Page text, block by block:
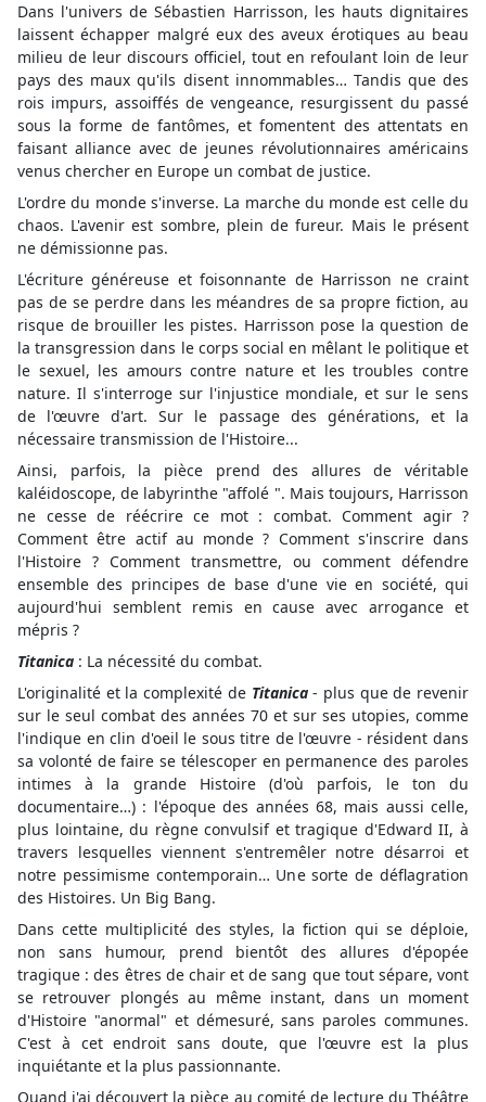
Dans l'univers de Sébastien Harrisson, les hauts dignitaires
laissent échapper malgré eux des aveux érotiques au beau
milieu de leur discours officiel, tout en refoulant loin de leur
pays des maux qu'ils disent innommables… Tandis que des
rois impurs, assoiffés de vengeance, resurgissent du passé
sous la forme de fantômes, et fomentent des attentats en
faisant alliance avec de jeunes révolutionnaires américains
venus chercher en Europe un combat de justice.
L'ordre du monde s'inverse. La marche du monde est celle du
chaos. L'avenir est sombre, plein de fureur. Mais le présent
ne démissionne pas.
L'écriture généreuse et foisonnante de Harrisson ne craint
pas de se perdre dans les méandres de sa propre fiction, au
risque de brouiller les pistes. Harrisson pose la question de
la transgression dans le corps social en mêlant le politique et
le sexuel, les amours contre nature et les troubles contre
nature. Il s'interroge sur l'injustice mondiale, et sur le sens
de l'œuvre d'art. Sur le passage des générations, et la
nécessaire transmission de l'Histoire...
Ainsi, parfois, la pièce prend des allures de véritable
kaléidoscope, de labyrinthe "affolé ". Mais toujours, Harrisson
ne cesse de réécrire ce mot : combat. Comment agir ?
Comment être actif au monde ? Comment s'inscrire dans
l'Histoire ? Comment transmettre, ou comment défendre
ensemble des principes de base d'une vie en société, qui
aujourd'hui semblent remis en cause avec arrogance et
mépris ?
Titanica : La nécessité du combat.
L'originalité et la complexité de Titanica- plus que de revenir
sur le seul combat des années 70 et sur ses utopies, comme
l'indique en clin d'oeil le sous titre de l'œuvre - résident dans
sa volonté de faire se télescoper en permanence des paroles
intimes à la grande Histoire (d'où parfois, le ton du
documentaire…) : l'époque des années 68, mais aussi celle,
plus lointaine, du règne convulsif et tragique d'Edward II, à
travers lesquelles viennent s'entremêler notre désarroi et
notre pessimisme contemporain… Une sorte de déflagration
des Histoires. Un Big Bang.
Dans cette multiplicité des styles, la fiction qui se déploie,
non sans humour, prend bientôt des allures d'épopée
tragique : des êtres de chair et de sang que tout sépare, vont
se retrouver plongés au même instant, dans un moment
d'Histoire "anormal" et démesuré, sans paroles communes.
C'est à cet endroit sans doute, que l'œuvre est la plus
inquiétante et la plus passionnante.
Quand j'ai découvert la pièce au comité de lecture du Théâtre